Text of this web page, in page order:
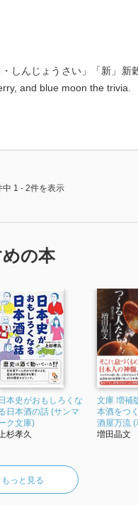
しんじょうさい」「新」新
and blue moon the trivia.
中 1 - 2件を表示
の本
日本史がおもしろくな
日本酒の話 (サンマ
ク文庫)
杉孝久
文庫 増補
本酒をつ
酒屋万流
増田晶文
もっと見る